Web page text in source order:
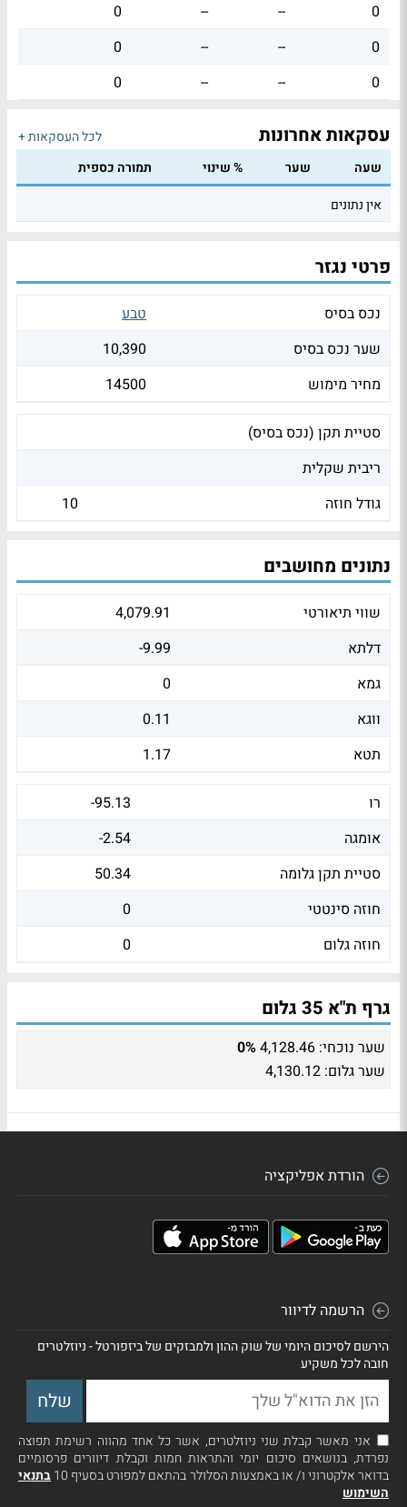
0
--
--
0
0
--
--
0
0
--
--
0
עסקאות אחרונות
לכל העסקאות +
שעה
שער % שינוי
תמורה כספית
אין נתונים
פרטי נגזר
נכס בסיס
טבע
שער נכס בסיס
10,390
מחיר מימוש
14500
סטיית תקן (נכס בסיס)
ריבית שקלית
גודל חוזה
10
נתונים מחושבים
שווי תיאורטי
4,079.91
דלתא
-9.99
גמא
0
ווגא
0.11
תטא
1.17
רו
-95.13
אומגה
-2.54
סטיית תקן גלומה
50.34
חוזה סינטטי
0
חוזה גלום
0
גרף ת"א 35 גלום
שער נוכחי: 4,128.46
0%
שער גלום: 4,130.12
הורדת אפליקציה
הרשמה לדיוור
הירשם לסיכום היומי של שוק ההון ולמבזקים של ביזפורטל - ניוזלטרים
חובה לכל משקיע
אני מאשר קבלת שני ניוזלטרים, אשר כל אחד מהווה רשימת תפוצה
נפרדת, בנושאים סיכום יומי והתראות חמות וקבלת דיוורים פרסומיים
בדואר אלקטרוני ו/ או באמצעות הסלולר בהתאם למפורט בסעיף 10
בתנאי
השימוש